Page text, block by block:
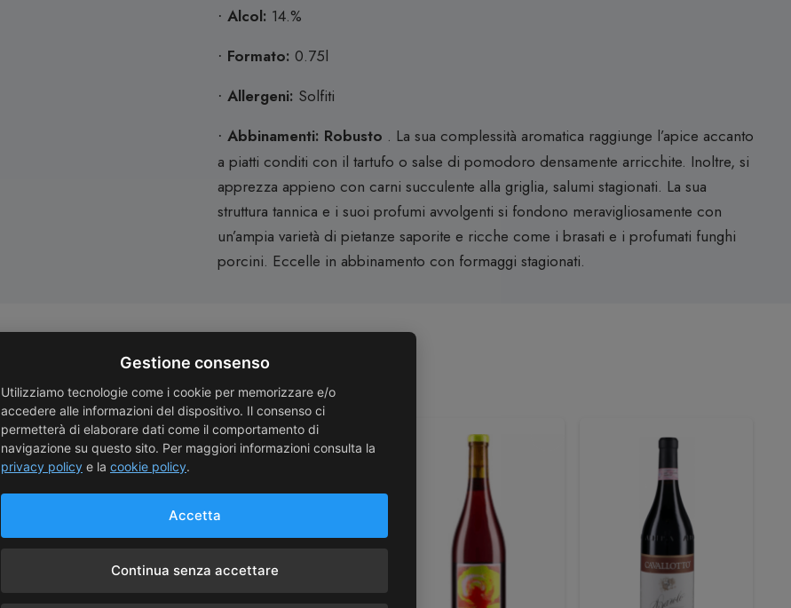
· Alcol: 14.%
· Formato: 0.75l
· Allergeni: Solfiti
· Abbinamenti: Robusto . La sua complessità aromatica raggiunge l’apice accanto
a piatti conditi con il tartufo o salse di pomodoro densamente arricchite. Inoltre, si
apprezza appieno con carni succulente alla griglia, salumi stagionati. La sua
struttura tannica e i suoi profumi avvolgenti si fondono meravigliosamente con
un’ampia varietà di pietanze saporite e ricche come i brasati e i profumati funghi
porcini. Eccelle in abbinamento con formaggi stagionati.
Gestione consenso
Utilizziamo tecnologie come i cookie per memorizzare e/o
accedere alle informazioni del dispositivo. Il consenso ci
permetterà di elaborare dati come il comportamento di
navigazione su questo sito. Per maggiori informazioni consulta la
privacy policy e la cookie policy.
Accetta
Continua senza accettare